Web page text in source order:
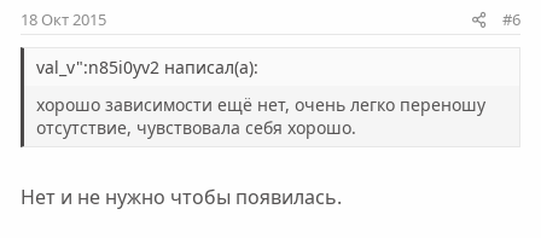
18 Окт 2015 #6
val_v":n85i0yv2 написал(а):
хорошо зависимости ещё нет, очень легко переношу
отсутствие, чувствовала себя хорошо.
Нет и не нужно чтобы появилась.